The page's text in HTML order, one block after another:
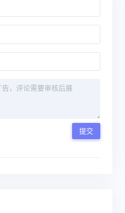
提交